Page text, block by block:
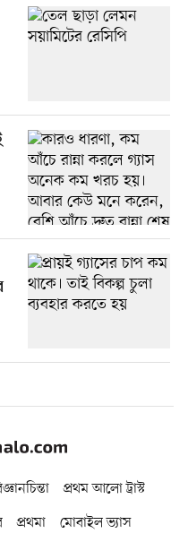
প্রথম আলো ট্রাস্ট
প্রথমা মোবাইল ভ্যাস